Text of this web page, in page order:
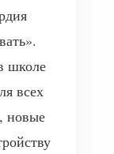
школе
всех
новые